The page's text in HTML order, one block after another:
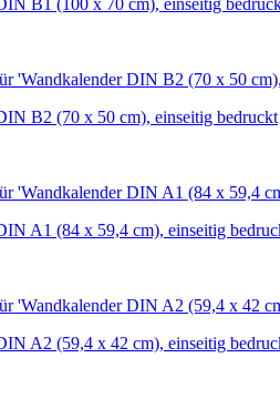
B1 (100 x 70 cm), einseitig
B2 (70 x 50 cm), einseitig bedruckt
A1 (84 x 59,4 cm), einseitig
A2 (59,4 x 42 cm), einseitig